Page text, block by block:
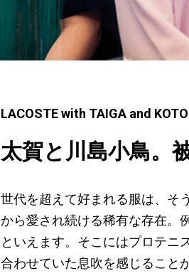
LACOSTE with TAIGA and
太賀と川島小鳥。
世代を超えて好まれる服は、そ
から愛され続ける稀有な存在。
といえます。そこにはプロテニ
合わせていた息吹を感じること